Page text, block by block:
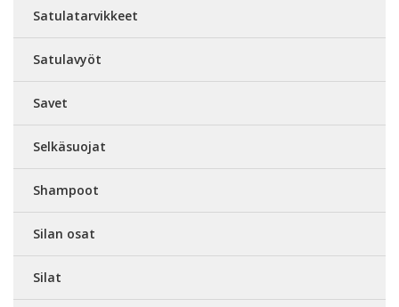
Satulatarvikkeet
Satulavyöt
Savet
Selkäsuojat
Shampoot
Silan osat
Silat